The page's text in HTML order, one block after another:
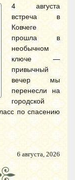
4 августа
встреча в
Ковчеге
прошла в
необычном
ключе —
привычный
вечер мы
перенесли на
городской
по спасению
6 августа, 2026